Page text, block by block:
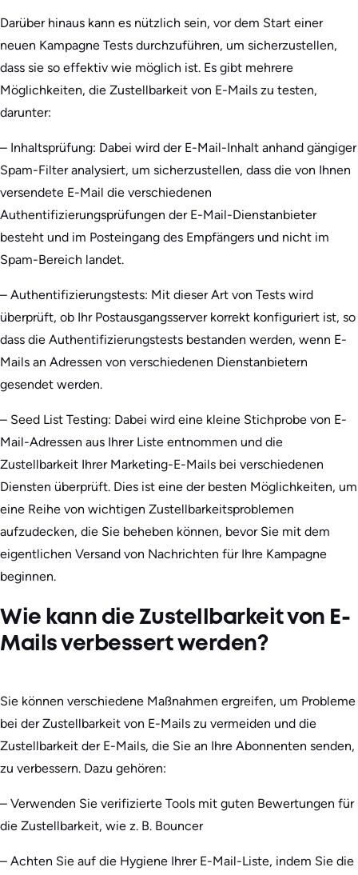
Darüber hinaus kann es nützlich sein, vor dem Start einer
neuen Kampagne Tests durchzuführen, um sicherzustellen,
dass sie so effektiv wie möglich ist. Es gibt mehrere
Möglichkeiten, die Zustellbarkeit von E-Mails zu testen,
darunter:
– Inhaltsprüfung: Dabei wird der E-Mail-Inhalt anhand gängiger
Spam-Filter analysiert, um sicherzustellen, dass die von Ihnen
versendete E-Mail die verschiedenen
Authentifizierungsprüfungen der E-Mail-Dienstanbieter
besteht und im Posteingang des Empfängers und nicht im
Spam-Bereich landet.
– Authentifizierungstests: Mit dieser Art von Tests wird
überprüft, ob Ihr Postausgangsserver korrekt konfiguriert ist, so
dass die Authentifizierungstests bestanden werden, wenn E-
Mails an Adressen von verschiedenen Dienstanbietern
gesendet werden.
– Seed List Testing: Dabei wird eine kleine Stichprobe von E-
Mail-Adressen aus Ihrer Liste entnommen und die
Zustellbarkeit Ihrer Marketing-E-Mails bei verschiedenen
Diensten überprüft. Dies ist eine der besten Möglichkeiten, um
eine Reihe von wichtigen Zustellbarkeitsproblemen
aufzudecken, die Sie beheben können, bevor Sie mit dem
eigentlichen Versand von Nachrichten für Ihre Kampagne
beginnen.
Wie kann die Zustellbarkeit von E-
Mails verbessert werden?
Sie können verschiedene Maßnahmen ergreifen, um Probleme
bei der Zustellbarkeit von E-Mails zu vermeiden und die
Zustellbarkeit der E-Mails, die Sie an Ihre Abonnenten senden,
zu verbessern. Dazu gehören:
– Verwenden Sie verifizierte Tools mit guten Bewertungen für
die Zustellbarkeit, wie z. B. Bouncer
– Achten Sie auf die Hygiene Ihrer E-Mail-Liste, indem Sie die